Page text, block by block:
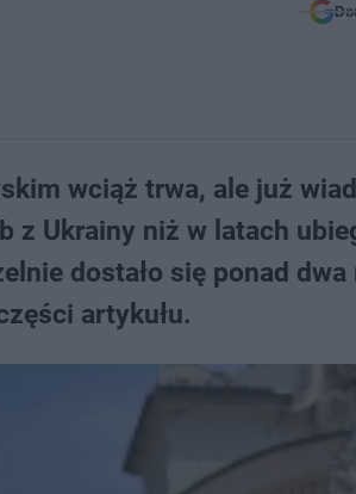
wciąż trwa, ale już
z Ukrainy niż w latach
dostało się ponad dwa
artykułu.